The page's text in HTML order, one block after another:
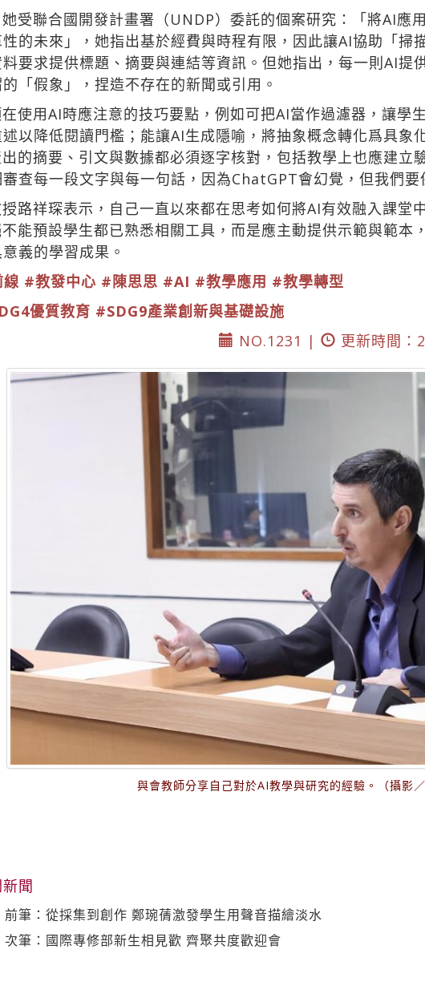
受聯合國開發計畫署（UNDP）委託的個案研究：「將AI應
的未來」，她指出基於經費與時程有限，因此讓AI協助「掃
要求提供標題、摘要與連結等資訊。但她指出，每一則AI提
「假象」，捏造不存在的新聞或引用。
使用AI時應注意的技巧要點，例如可把AI當作過濾器，讓學
以降低閱讀門檻；能讓AI生成隱喻，將抽象概念轉化爲具象
的摘要、引文與數據都必須逐字核對，包括教學上也應建立
查每一段文字與每一句話，因為ChatGPT會幻覺，但我們要
路祥琛表示，自己一直以來都在思考如何將AI有效融入課堂
能預設學生都已熟悉相關工具，而是應主動提供示範與範本
義的學習成果。
#教發中心 #陳思思 #AI #教學應用 #教學轉型
優質教育 #SDG9產業創新與基礎設施
NO.1231 |
更新時間：
與會教師分享自己對於AI教學與研究的經驗。（攝影／
聞
前筆：從採集到創作 鄭琬蒨激發學生用聲音描繪淡水
次筆：國際專修部新生相見歡 齊聚共度歡迎會